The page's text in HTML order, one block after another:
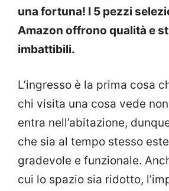
una fortuna! I 5 pezzi
Amazon offrono qualità e
imbattibili.
L’ingresso è la prima cosa
chi visita una cosa vede
entra nell’abitazione,
che sia al tempo stesso
gradevole e funzionale.
cui lo spazio sia ridotto,